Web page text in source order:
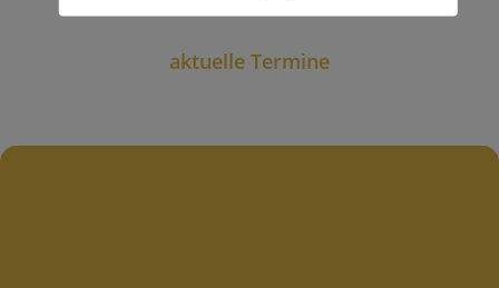
aktuelle Termine